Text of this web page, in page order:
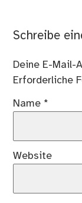
Schreibe
Deine E-Mail-
Erforderliche
Name *
Website